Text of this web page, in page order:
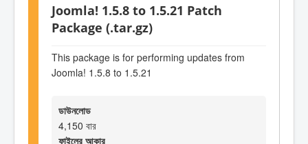
Joomla! 1.5.8 to 1.5.21 Patch
Package (.tar.gz)
This package is for performing updates from
Joomla! 1.5.8 to 1.5.21
ডাউনলোড
4,150 বার
ফাইলের আকার